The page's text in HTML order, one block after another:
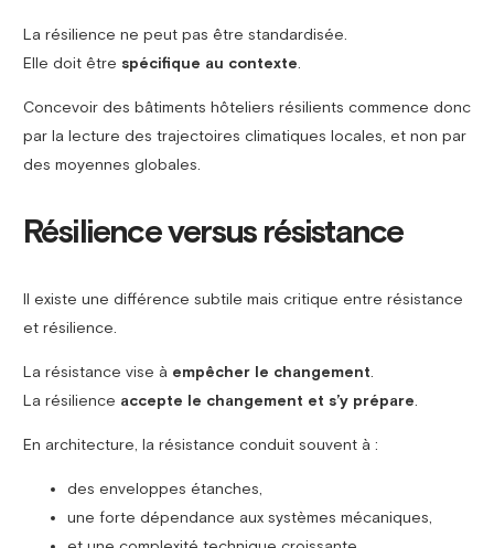
La résilience ne peut pas être standardisée.
Elle doit être spécifique au contexte
Concevoir des bâtiments hôteliers résilients commence donc
par la lecture des trajectoires climatiques locales, et non par
des moyennes globales.
Résilience versus résistance
Il existe une différence subtile mais critique entre résistance
et résilience.
La résistance vise à empêcher le changement
La résilience accepte le changement et s’y prépare
En architecture, la résistance conduit souvent à :
des enveloppes étanches,
une forte dépendance aux systèmes mécaniques,